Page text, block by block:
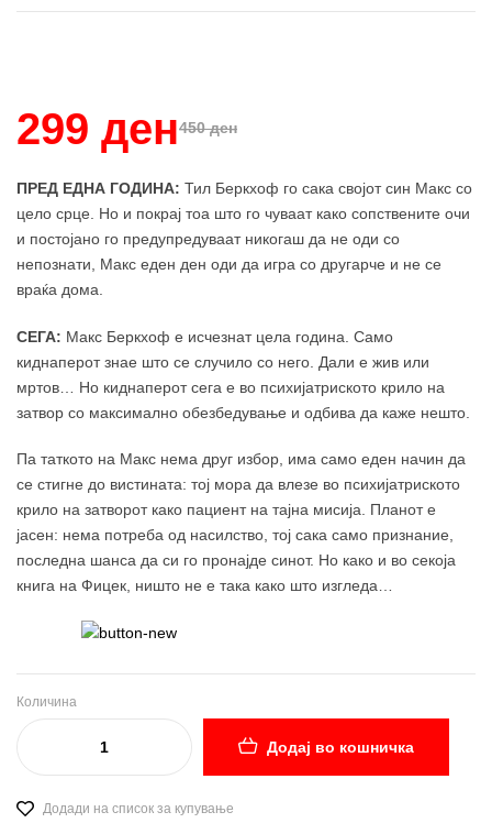
450 ден
299 ден
ПРЕД ЕДНА ГОДИНА: Тил Беркхоф го сака својот син Макс со
цело срце. Но и покрај тоа што го чуваат како сопствените очи
и постојано го предупредуваат никогаш да не оди со
непознати, Макс еден ден оди да игра со другарче и не се
враќа дома.
СЕГА: Макс Беркхоф е исчезнат цела година. Само
киднаперот знае што се случило со него. Дали е жив или
мртов… Но киднаперот сега е во психијатриското крило на
затвор со максимално обезбедување и одбива да каже нешто.
Па таткото на Макс нема друг избор, има само еден начин да
се стигне до вистината: тој мора да влезе во психијатриското
крило на затворот како пациент на тајна мисија. Планот е
јасен: нема потреба од насилство, тој сака само признание,
последна шанса да си го пронајде синот. Но како и во секоја
книга на Фицек, ништо не е така како што изгледа…
Количина
Додај во кошничка
Додади на список за купување